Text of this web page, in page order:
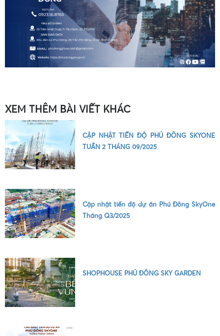
XEM THÊM BÀI VIẾT KHÁC
CẬP NHẬT TIẾN ĐỘ PHÚ ĐÔNG SKYONE
TUẦN 2 THÁNG 09/2025
Cập nhật tiến độ dự án Phú Đông SkyOne
Tháng Q3/2025
SHOPHOUSE PHÚ ĐÔNG SKY GARDEN